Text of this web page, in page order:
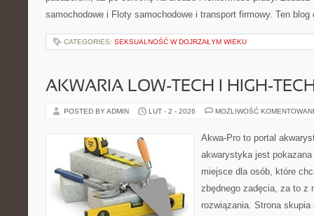
samochodowe i Floty samochodowe i transport firmowy. Ten
CATEGORIES: SEKSUALNOŚĆ W DOJRZAŁYM WIEKU
AKWARIA LOW-TECH I HIGH-
POSTED BY ADMIN LUT - 2 - 2026 MOŻLIWOŚĆ
Akwa-Pro to portal
akwarystyka jest
miejsce dla osób, które
zbędnego zadęcia, za to z
rozwiązania. Strona